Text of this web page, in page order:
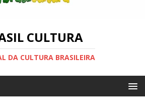
CULTURA
DA CULTURA BRASILEIRA